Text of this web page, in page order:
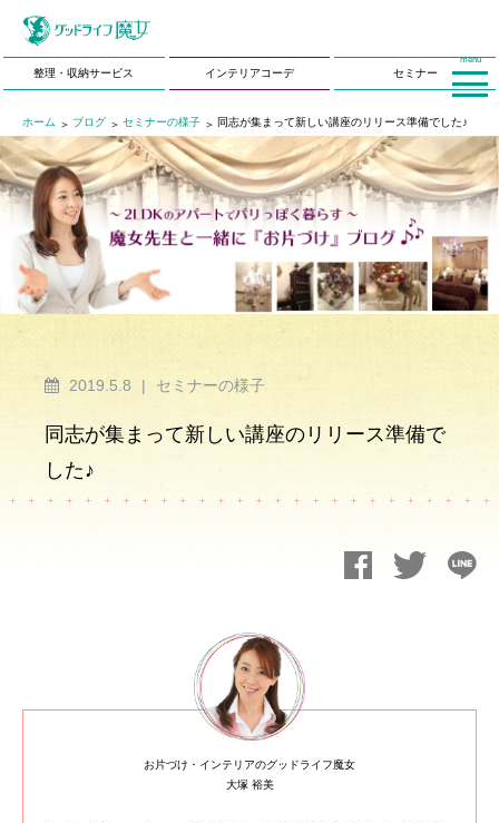
整理・収納サービス インテリアコーデ セミナー
ホーム ブログ セミナーの様子 同志が集まって新しい講座のリリース準備でした♪
2019.5.8 | セミナーの様子
同志が集まって新しい講座のリリース準備で
した♪
お片づけ・インテリアのグッドライフ魔女
大塚 裕美
menu